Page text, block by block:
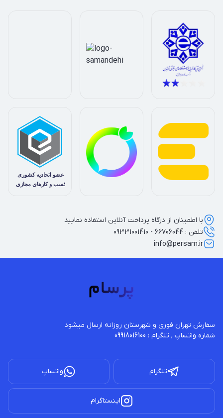
شماره واتساپ , تلگرام : 09918016100
تلگرام واتساپ
اینستاگرام
با اطمینان از درگاه پرداخت آنلاین استفاده نمایید
تلفن : 66706044 - 09331001410
info@persam.ir